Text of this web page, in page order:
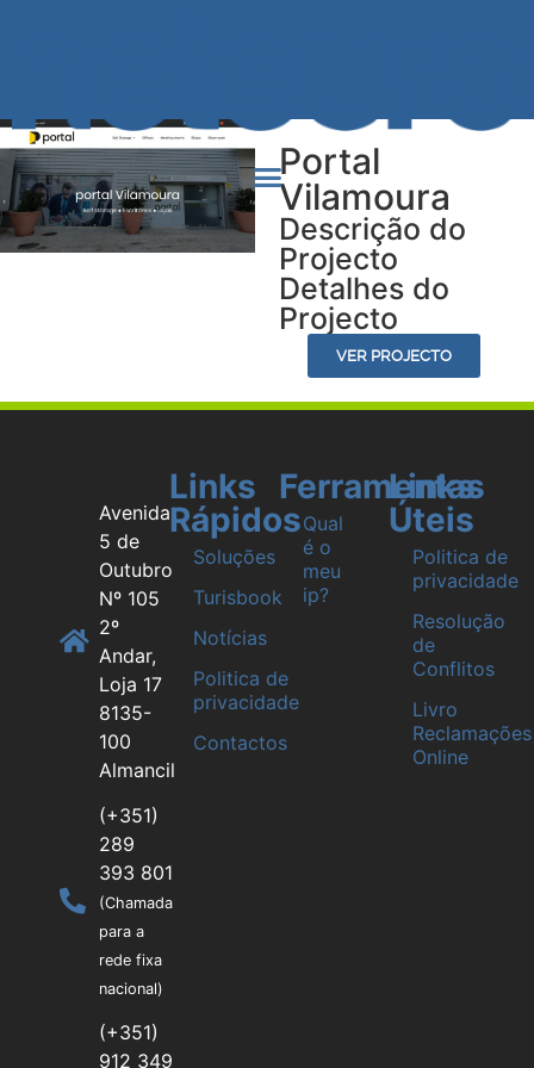
Portal
Vilamoura
Descrição do
Projecto
Detalhes do
Projecto
VER PROJECTO
Avenida
5 de
Outubro
Nº 105
2º
Andar,
Loja 17
8135-
100
Almancil
(+351)
289
393 801
(Chamada
para a
rede fixa
nacional)
(+351)
912 349
Links
Rápidos
Soluções
Turisbook
Notícias
Politica de
privacidade
Contactos
Ferramentas
Qual
é o
meu
ip?
Links
Úteis
Politica de
privacidade
Resolução
de
Conflitos
Livro
Reclamações
Online